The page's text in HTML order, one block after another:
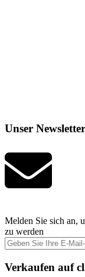
Unser Newsletter
Melden Sie sich an,
zu werden
Verkaufen auf